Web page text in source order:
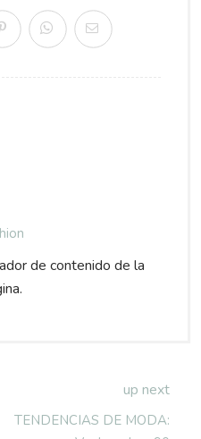
de contenido de la
up next
TENDENCIAS DE MODA: